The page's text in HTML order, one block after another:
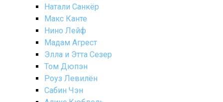
Натали Санкёр
Макс Канте
Нино Лейф
Мадам Агрест
Элла и Этта Сезер
Том Дюпэн
Роуз Левилён
Сабин Чэн